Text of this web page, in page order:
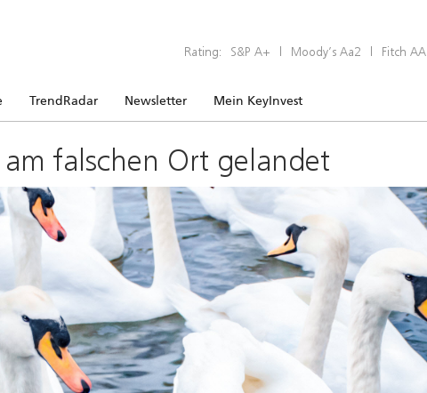
Rating: S&P A+ | Moody’s Aa2 | Fitch AA
TrendRadar Newsletter Mein KeyInvest
falschen Ort gelandet